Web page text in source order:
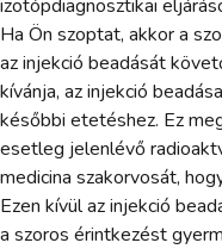
izotópdiagnosztikai
Ha Ön szoptat, akkor a
az injekció beadását
kívánja, az injekció
későbbi etetéshez. Ez
esetleg jelenlévő
medicina szakorvosát,
Ezen kívül az injekció
a szoros érintkezést